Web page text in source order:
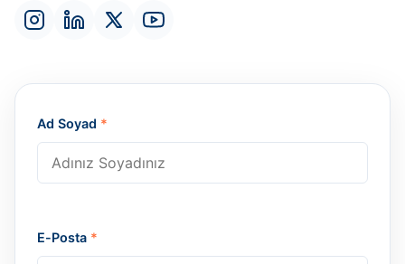
Ad Soyad *
E-Posta *